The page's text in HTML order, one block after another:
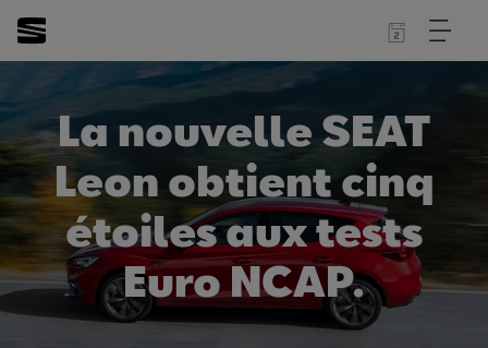
La nouvelle SEAT
Leon obtient cinq
étoiles aux tests
Euro NCAP.